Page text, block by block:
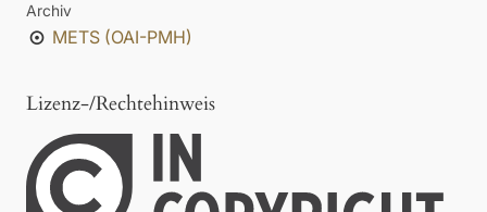
Archiv
METS (OAI-PMH)
Lizenz-/Rechtehinweis